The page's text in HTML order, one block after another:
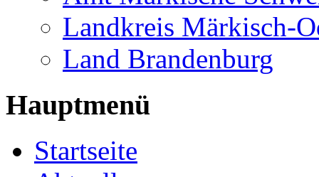
Landkreis Märkisch-
Land Brandenburg
Hauptmenü
Startseite